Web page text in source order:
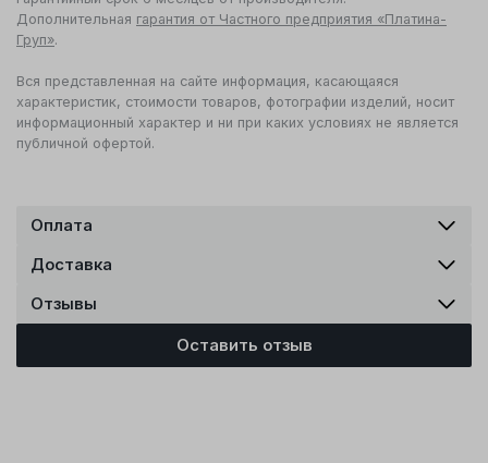
Дополнительная гарантия от Частного предприятия «Платина-
Груп».
Вся представленная на сайте информация, касающаяся
характеристик, стоимости товаров, фотографии изделий, носит
информационный характер и ни при каких условиях не является
публичной офертой.
Оплата
Доставка
Отзывы
Оставить отзыв